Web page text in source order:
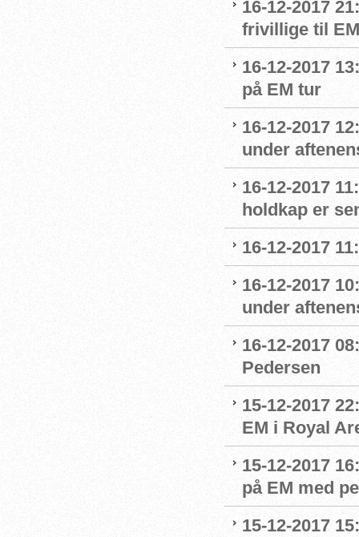
16-12-2017
frivillige til
16-12-2017
på EM tur
16-12-2017
under
16-12-2017
holdkap er
16-12-2017
16-12-2017
under
16-12-2017
Pedersen
15-12-2017
EM i Royal
15-12-2017
på EM med
15-12-2017